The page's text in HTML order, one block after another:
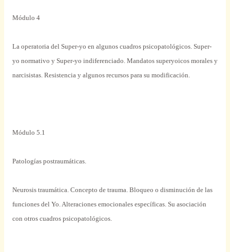
Módulo 4
La operatoria del Super-yo en algunos cuadros psicopatológicos. Super-
yo normativo y Super-yo indiferenciado. Mandatossuperyoicos moralesy
narcisistas. Resistencia y algunos recursos parasu modificación.
Módulo 5.1
Patologías postraumáticas.
Neurosis traumática. Concepto de trauma. Bloqueo o disminución de las
funciones del Yo. Alteraciones emocionalesespecíficas. Su asociación
con otros cuadros psicopatológicos.